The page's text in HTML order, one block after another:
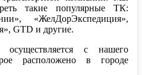
такие популярные ТК:
«ЖелДорЭкспедиция»,
GTD и другие.
осуществляется с нашего
расположено в городе